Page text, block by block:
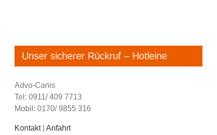
Unser sicherer Rückruf – Hotleine
Advo-Canis
Tel: 0911/ 409 7713
Mobil: 0170/ 9855 316
Kontakt| Anfahrt